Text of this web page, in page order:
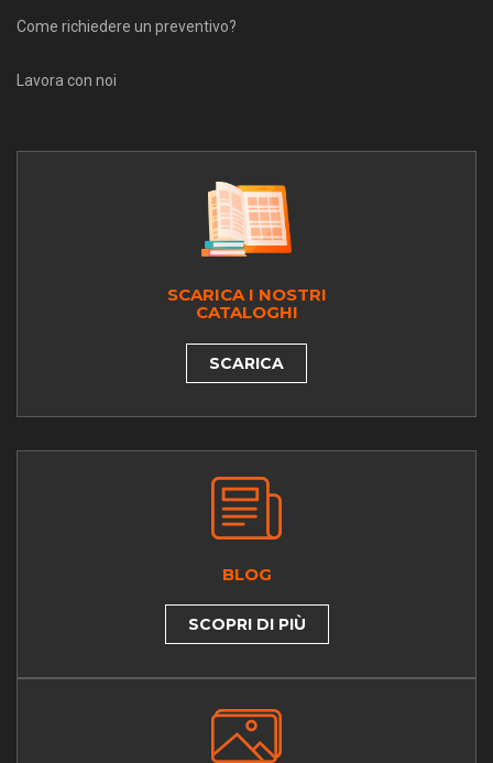
Come richiedere un preventivo?
Lavora con noi
SCARICA I NOSTRI
CATALOGHI
SCARICA
BLOG
SCOPRI DI PIÙ